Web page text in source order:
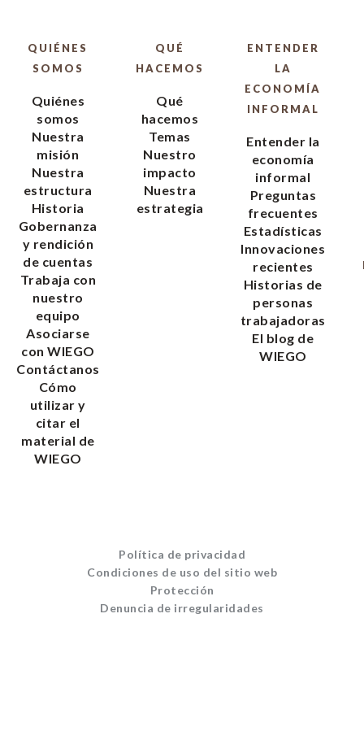
QUIÉNES
SOMOS
Quiénes
somos
Nuestra
misión
Nuestra
estructura
Historia
Gobernanza
y rendición
de cuentas
Trabaja con
nuestro
equipo
Asociarse
con WIEGO
Contáctanos
Cómo
utilizar y
citar el
material de
WIEGO
QUÉ
HACEMOS
Qué
hacemos
Temas
Nuestro
impacto
Nuestra
estrategia
ENTENDER
LA
ECONOMÍA
INFORMAL
Entender la
economía
informal
Preguntas
frecuentes
Estadísticas
Innovaciones
recientes
Historias de
personas
trabajadoras
El blog de
WIEGO
Política de privacidad
Condiciones de uso del sitio web
Protección
Denuncia de irregularidades